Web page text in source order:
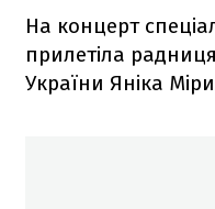
На концерт
прилетіла
України Яніка